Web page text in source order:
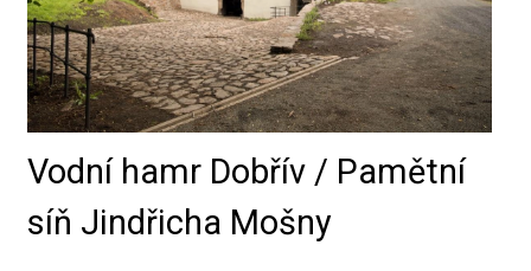
Vodní hamr Dobřív / Pamětní
síň Jindřicha Mošny